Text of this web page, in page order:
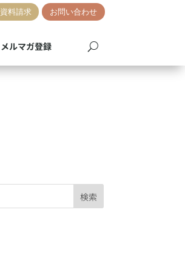
資料請求 お問い合わせ
メルマガ登録
検索